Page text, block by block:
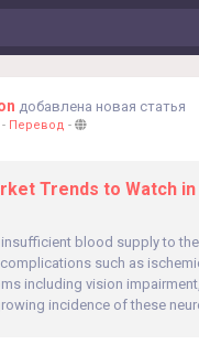
добавлена новая статья
- Перевод -
Trends to Watch
blood supply to
such as
including vision
incidence of these